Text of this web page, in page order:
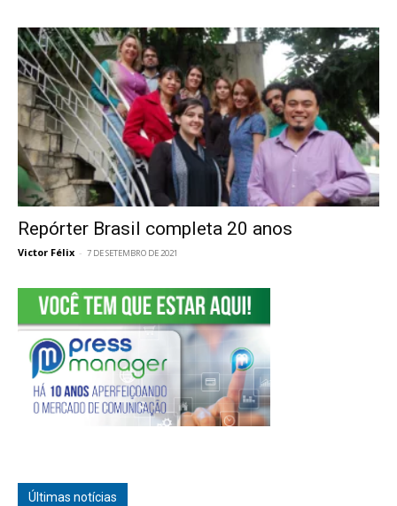
Repórter Brasil completa 20 anos
Victor Félix - 7 DE SETEMBRO DE 2021
Últimas notícias